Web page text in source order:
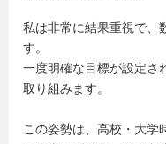
私は非常に結果重視で、
す。
一度明確な目標が設定さ
取り組みます。
この姿勢は、高校・大学